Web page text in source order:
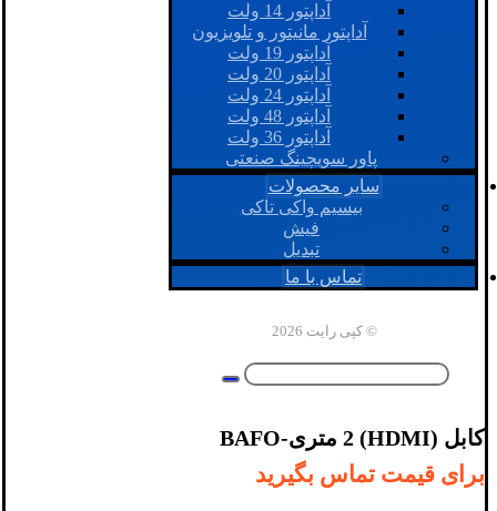
آداپتور 14 ولت
آداپتور مانیتور و تلویزیون
آداپتور 19 ولت
آداپتور 20 ولت
آداپتور 24 ولت
آداپتور 48 ولت
آداپتور 36 ولت
پاور سویچینگ صنعتی
سایر محصولات
بیسیم واکی تاکی
فیش
تبدیل
تماس با ما
© کپی رایت 2026
کابل (HDMI) 2 متری-BAFO
برای قیمت تماس بگیرید